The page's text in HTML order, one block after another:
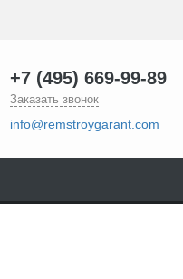
+7 (495) 669-99-89
Заказать звонок
info@remstroygarant.com